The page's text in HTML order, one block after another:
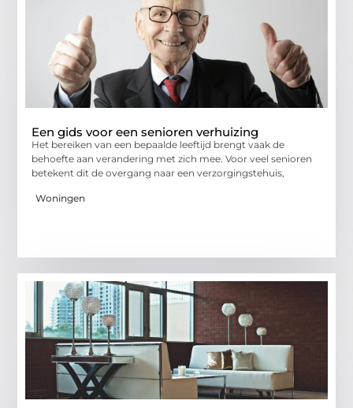
Een gids voor een senioren verhuizing
Het bereiken van een bepaalde leeftijd brengt vaak de
behoefte aan verandering met zich mee. Voor veel senioren
betekent dit de overgang naar een verzorgingstehuis,
Woningen